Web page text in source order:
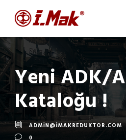
Yeni ADK/
Kataloğu !
ADMIN@IMAKREDUKTOR.COM
0